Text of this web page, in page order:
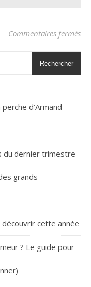
Commentaires fermés
Rechercher
d’Armand
du dernier trimestre
grands
cette année
? Le guide pour